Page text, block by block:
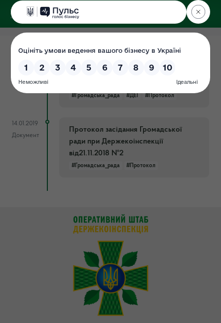
ДЕРЖЕКОІНСПЕКЦІЯ
17.01.2019
Документ
ради при Держекоінспекції №2 від
#Громадська_рада #ДЕІ #Протокол
14.01.2019
Документ
Протокол засідання Громадської
ради при Держекоінспекції
від21.11.2018 №2
#Громадська_рада #Протокол